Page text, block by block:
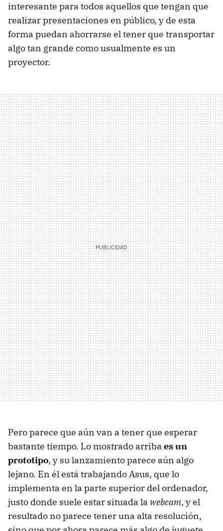
interesante para todos aquellos que tengan que
realizar presentaciones en público, y de esta
forma puedan ahorrarse el tener que transportar
algo tan grande como usualmente es un
proyector.
Pero parece que aún van a tener que esperar
bastante tiempo. Lo mostrado arriba es un
prototipo, y su lanzamiento parece aún algo
lejano. En él está trabajando Asus, que lo
implementa en la parte superior del ordenador,
justo donde suele estar situada la webcam, y el
resultado no parece tener una alta resolución,